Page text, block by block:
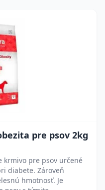
pre psov 2kg
krmivo pre psov určené
diabete. Zároveň
hmotnosť. Je